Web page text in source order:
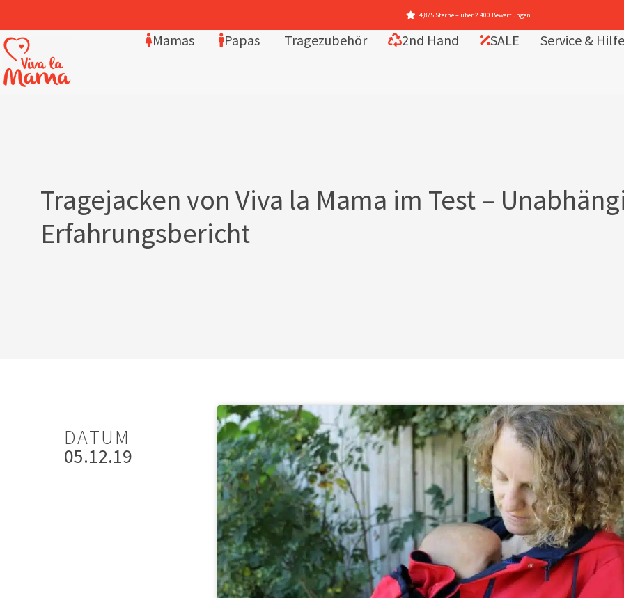
Mamas Papas Tragezubehör 2nd Hand SALE Service & Hilfe
Tragejacken von Viva la Mama im Test –
Erfahrungsbericht
DATUM
05.12.19